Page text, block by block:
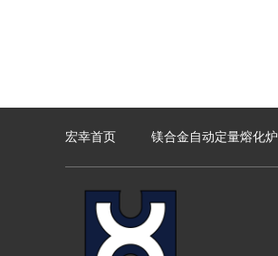
宏幸首页 镁合金自动定量熔化炉